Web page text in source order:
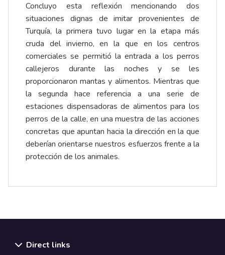
Concluyo esta reflexión mencionando dos
situaciones dignas de imitar provenientes de
Turquía, la primera tuvo lugar en la etapa más
cruda del invierno, en la que en los centros
comerciales se permitió la entrada a los perros
callejeros durante las noches y se les
proporcionaron mantas y alimentos. Mientras que
la segunda hace referencia a una serie de
estaciones dispensadoras de alimentos para los
perros de la calle, en una muestra de las acciones
concretas que apuntan hacia la dirección en la que
deberían orientarse nuestros esfuerzos frente a la
protección de los animales.
Direct links